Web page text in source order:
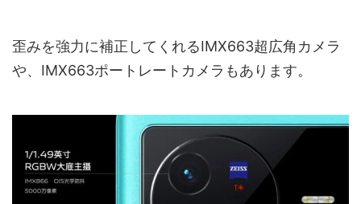
歪みを強力に補正してくれるIMX663超広角カメラ
や、IMX663ポートレートカメラもあります。